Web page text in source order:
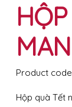
Product
Hộp quà Tết